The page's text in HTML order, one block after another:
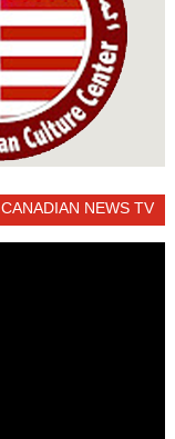
CANADIAN NEWS TV